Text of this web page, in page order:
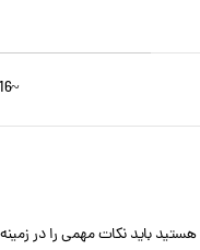
~16
هستید باید نکات مهمی را در زمینه